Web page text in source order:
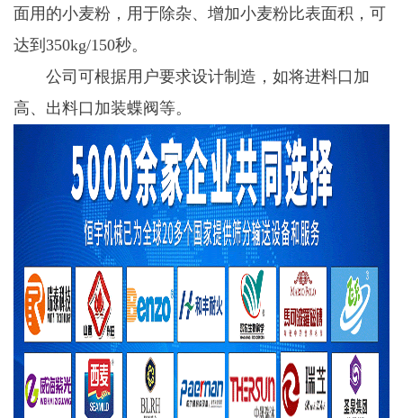
面用的小麦粉，用于除杂、增加小麦粉比表面积，可
达到350kg/150秒。
公司可根据用户要求设计制造，如将进料口加
高、出料口加装蝶阀等。